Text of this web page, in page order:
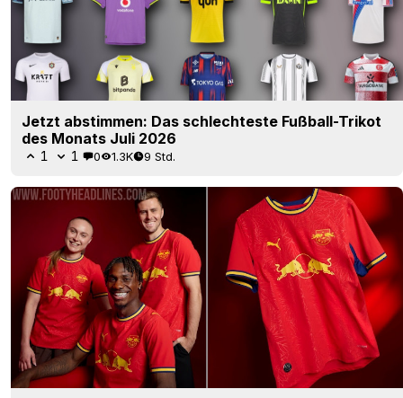
Jetzt abstimmen: Das schlechteste Fußball-Trikot
des Monats Juli 2026
1 1 0 1.3K 9 Std.